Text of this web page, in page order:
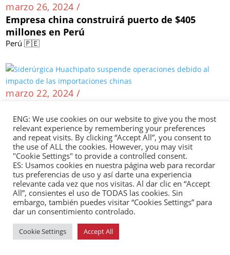
marzo 26, 2024 /
Empresa china construirá puerto de $405
millones en Perú
Perú 🇵🇪
marzo 22, 2024 /
debido al impacto de las importaciones chinas
Chile 🇨🇱
marzo 22, 2024 /
Frente al aumento del consumo de café en
China, el café colombiano adquiere
importancia
Colombia 🇨🇴
ENG: We use cookies on our website to give you the most
relevant experience by remembering your preferences
and repeat visits. By clicking “Accept All”, you consent to
the use of ALL the cookies. However, you may visit
"Cookie Settings" to provide a controlled consent.
ES: Usamos cookies en nuestra página web para recordar
tus preferencias de uso y así darte una experiencia
relevante cada vez que nos visitas. Al dar clic en “Accept
All”, consientes el uso de TODAS las cookies. Sin
embargo, también puedes visitar “Cookies Settings” para
dar un consentimiento controlado.
Cookie Settings Accept All